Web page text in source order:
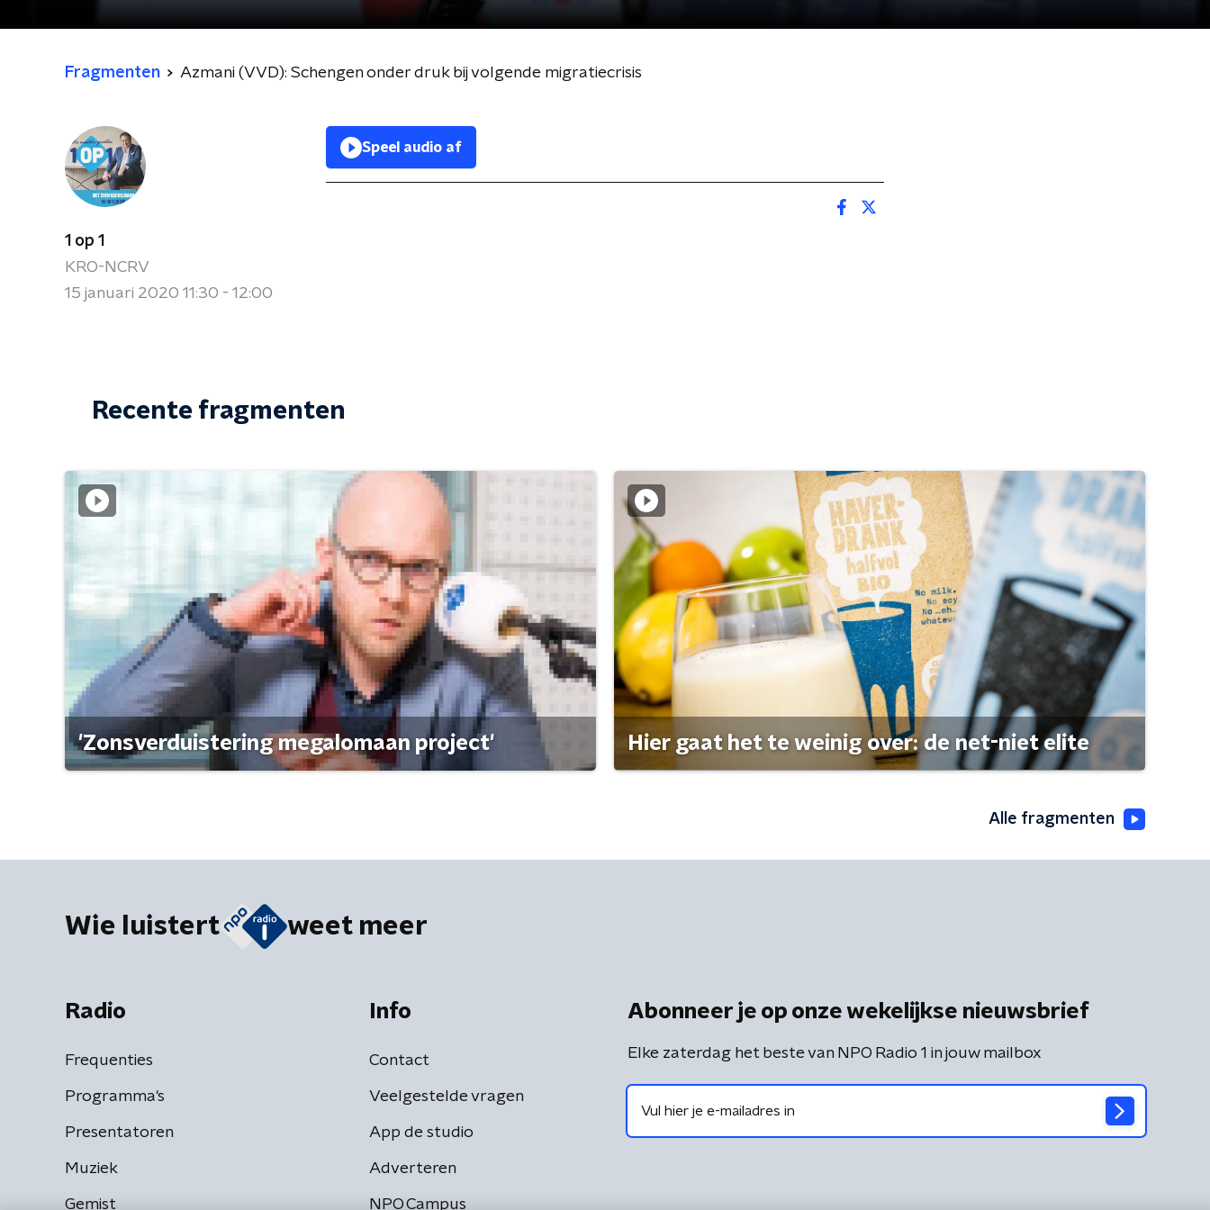
Fragmenten Azmani (VVD): Schengen onder druk bij volgende migratiecrisis
1 op 1
KRO-NCRV
15 januari 2020 11:30 - 12:00
Speel audio af
Recente fragmenten
'Zonsverduistering megalomaan project' Hier gaat het te weinig over: de net-niet elite
Alle fragmenten
Wie luistert weet meer
Radio
Frequenties
Programma's
Presentatoren
Muziek
Gemist
Info
Contact
Veelgestelde vragen
App de studio
Adverteren
NPO Campus
Abonneer je op onze wekelijkse nieuwsbrief
Elke zaterdag het beste van NPO Radio 1 in jouw mailbox